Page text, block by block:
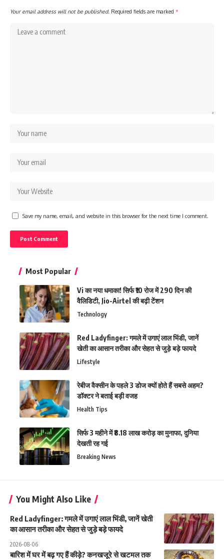
Your email address will not be published. Required fields are marked *
Save my name, email, and website in this browser for the next time I comment.
Most Popular
Vi का नया धमाका! सिर्फ ₹10 रोज में 290 दिन की
वैलिडिटी, Jio-Airtel की बढ़ी टेंशन
Technology
Red Ladyfinger: गमले में उगाएं लाल भिंडी, जानें
खेती का आसान तरीका और सेहत से जुड़े बड़े फायदे
Lifestyle
रेबीज वैक्सीन के पहले 3 डोज क्यों होते हैं सबसे अहम?
डॉक्टर ने बताई बड़ी वजह
Health Tips
सिर्फ 3 महीने में ₹8.18 लाख करोड़ का मुनाफा, दुनिया
देखती रह गई
Breaking News
You Might Also Like
Red Ladyfinger: गमले में उगाएं लाल भिंडी, जानें खेती
का आसान तरीका और सेहत से जुड़े बड़े फायदे
2026-08-06
बारिश में घर में बढ़ गए हैं कीड़े? कनखजूरे से खटमल तक